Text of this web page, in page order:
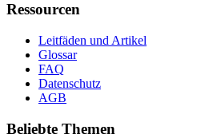
Ressourcen
Leitfäden und Artikel
Glossar
FAQ
Datenschutz
AGB
Beliebte Themen